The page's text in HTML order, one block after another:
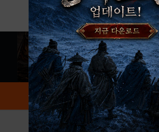
로그인 PC버전 전체앱